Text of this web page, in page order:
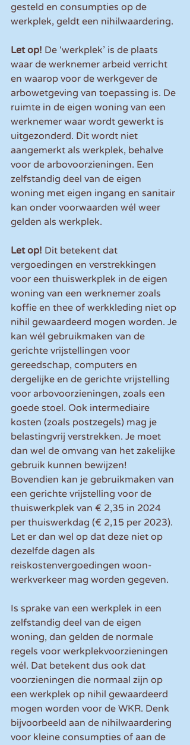
gesteld en consumpties op de
werkplek, geldt een nihilwaardering.
Let op! De ‘werkplek’ is de plaats
waar de werknemer arbeid verricht
en waarop voor de werkgever de
arbowetgeving van toepassing is. De
ruimte in de eigen woning van een
werknemer waar wordt gewerkt is
uitgezonderd. Dit wordt niet
aangemerkt als werkplek, behalve
voor de arbovoorzieningen. Een
zelfstandig deel van de eigen
woning met eigen ingang en sanitair
kan onder voorwaarden wél weer
gelden als werkplek.
Let op! Dit betekent dat
vergoedingen en verstrekkingen
voor een thuiswerkplek in de eigen
woning van een werknemer zoals
koffie en thee of werkkleding niet op
nihil gewaardeerd mogen worden. Je
kan wél gebruikmaken van de
gerichte vrijstellingen voor
gereedschap, computers en
dergelijke en de gerichte vrijstelling
voor arbovoorzieningen, zoals een
goede stoel. Ook intermediaire
kosten (zoals postzegels) mag je
belastingvrij verstrekken. Je moet
dan wel de omvang van het zakelijke
gebruik kunnen bewijzen!
Bovendien kan je gebruikmaken van
een gerichte vrijstelling voor de
thuiswerkplek van € 2,35 in 2024
per thuiswerkdag (€ 2,15 per 2023).
Let er dan wel op dat deze niet op
dezelfde dagen als
reiskostenvergoedingen woon-
werkverkeer mag worden gegeven.
Is sprake van een werkplek in een
zelfstandig deel van de eigen
woning, dan gelden de normale
regels voor werkplekvoorzieningen
wél. Dat betekent dus ook dat
voorzieningen die normaal zijn op
een werkplek op nihil gewaardeerd
mogen worden voor de WKR. Denk
bijvoorbeeld aan de nihilwaardering
voor kleine consumpties of aan de